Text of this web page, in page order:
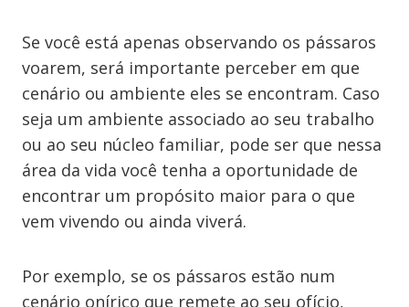
Se você está apenas observando os pássaros
voarem, será importante perceber em que
cenário ou ambiente eles se encontram. Caso
seja um ambiente associado ao seu trabalho
ou ao seu núcleo familiar, pode ser que nessa
área da vida você tenha a oportunidade de
encontrar um propósito maior para o que
vem vivendo ou ainda viverá.
Por exemplo, se os pássaros estão num
cenário onírico que remete ao seu ofício,